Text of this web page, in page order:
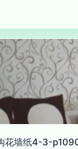
花墙纸4-3-